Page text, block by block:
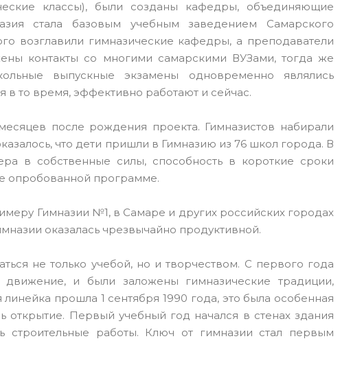
классы), были созданы кафедры, объединяющие
стала базовым учебным заведением Самарского
возглавили гимназические кафедры, а преподаватели
контакты со многими самарскими ВУЗами, тогда же
выпускные экзамены одновременно являлись
в то время, эффективно работают и сейчас.
после рождения проекта. Гимназистов набирали
что дети пришли в Гимназию из 76 школ города. В
в собственные силы, способность в короткие сроки
опробованной программе.
Гимназии №1, в Самаре и других российских городах
оказалась чрезвычайно продуктивной.
не только учебой, но и творчеством. С первого года
движение, и были заложены гимназические традиции,
прошла 1 сентября 1990 года, это была особенная
открытие. Первый учебный год начался в стенах здания
строительные работы. Ключ от гимназии стал первым